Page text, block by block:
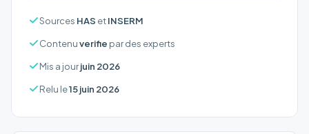
Sources HAS etINSERM
Contenuverifie par des experts
Mis a jourjuin 2026
Relu le15 juin 2026